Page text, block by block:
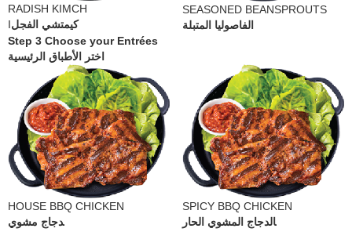
RADISH KIMCH
Iكيمتشي الفجل
SEASONED BEANSPROUTS
الفاصوليا المتبلة
Step 3 Choose your Entrées
اختر الأطباق الرئيسية
HOUSE BBQ CHICKEN
دجاج مشوي
SPICY BBQ CHICKEN
الدجاج المشوي الحار